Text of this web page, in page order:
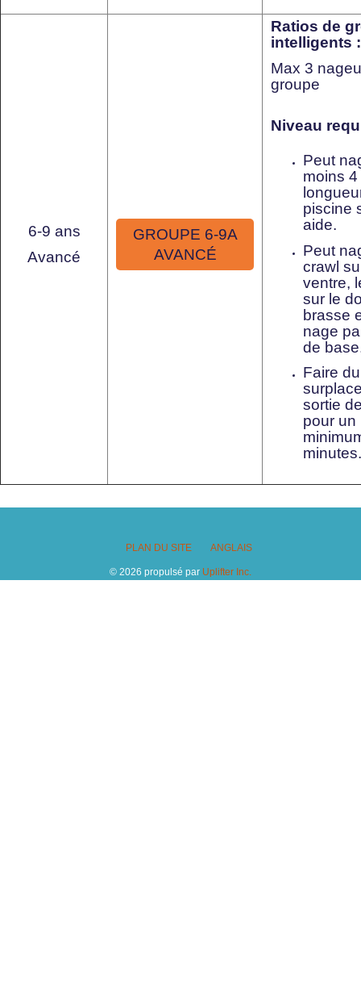
6-9 ans
Avancé
GROUPE 6-9A
AVANCÉ
Ratios de
intelligents :
Max 3
groupe
Niveau
Peut
moins 4
piscine
aide.
Peut
crawl
ventre,
sur le
brasse
nage
de
Faire du
sortie
pour un
minutes.
PLAN DU SITE ANGLAIS
© 2026 propulsé par Uplifter Inc.